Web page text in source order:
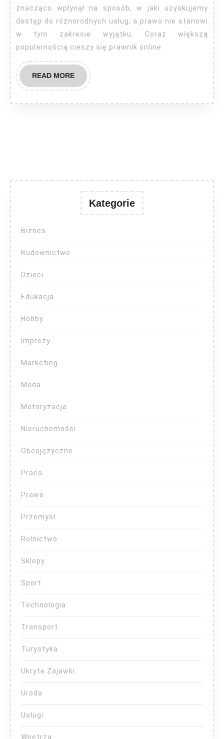
znacząco wpłynął na sposób, w jaki uzyskujemy
dostęp do różnorodnych usług, a prawo nie stanowi
w tym zakresie wyjątku. Coraz większą
popularnością cieszy się prawnik online
READ MOREREAD
MORE
Kategorie
Biznes
Budownictwo
Dzieci
Edukacja
Hobby
Imprezy
Marketing
Moda
Motoryzacja
Nieruchomości
Obcojęzyczne
Praca
Prawo
Przemysł
Rolnictwo
Sklepy
Sport
Technologia
Transport
Turystyka
Ukryte Zajawki
Uroda
Usługi
Wnętrza